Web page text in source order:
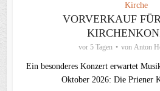
Kirche
VORVERKAUF
vor 5 Tagen von Anton
Ein besonderes Konzert erwartet
Oktober 2026: Die Priener